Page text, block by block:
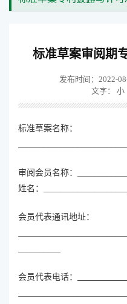
标准草案审阅期
发布时间：2022-
文字：
小
标准草案名称：
审阅会员名称：
姓名：____________________
会员代表通讯地址：
会员代表电话：